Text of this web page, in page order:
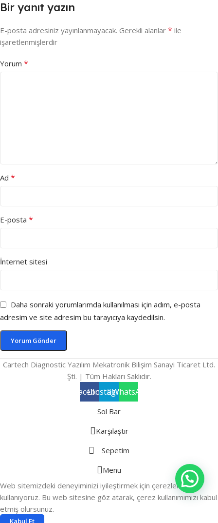
Bir yanıt yazın
E-posta adresiniz yayınlanmayacak. Gerekli alanlar * ile
işaretlenmişlerdir
Yorum *
Ad *
E-posta *
İnternet sitesi
Daha sonraki yorumlarımda kullanılması için adım, e-posta
adresim ve site adresim bu tarayıcıya kaydedilsin.
Cartech Diagnostic Yazılım Mekatronik Bilişim Sanayi Ticaret Ltd.
Şti. | Tüm Hakları Saklıdır.
Facebook
Instagram
WhatsApp
Sol Bar
Karşılaştır
Sepetim
Menu
Web sitemizdeki deneyiminizi iyileştirmek için çerezleri
kullanıyoruz. Bu web sitesine göz atarak, çerez kullanımımızı kabul
etmiş olursunuz.